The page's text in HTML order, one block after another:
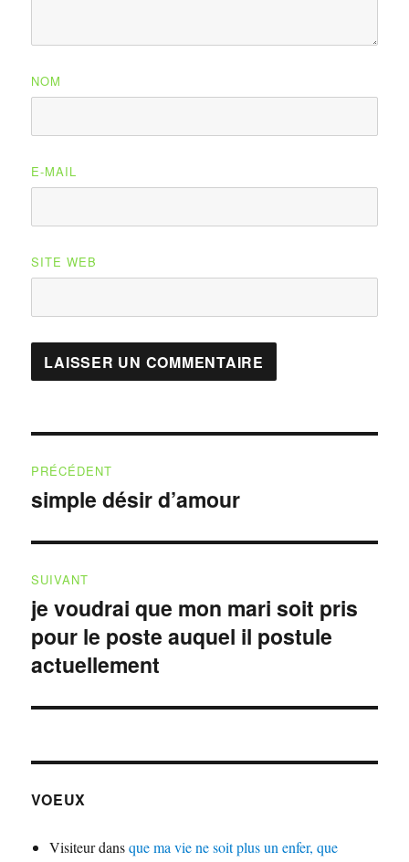
NOM
E-MAIL
SITE WEB
de
PRÉCÉDENT
Publication
simple désir d’amour
SUIVANT
Publication
suivante :
je voudrai que mon mari soit pris
pour le poste auquel il postule
actuellement
VOEUX
Visiteurdansque ma vie ne soit plus un enfer, que